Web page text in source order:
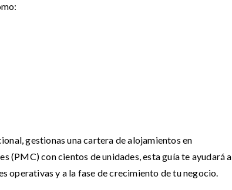
gestionas una cartera de alojamientos en
(PMC) con cientos de unidades, esta guía te ayudará a
operativas y a la fase de crecimiento de tu negocio.